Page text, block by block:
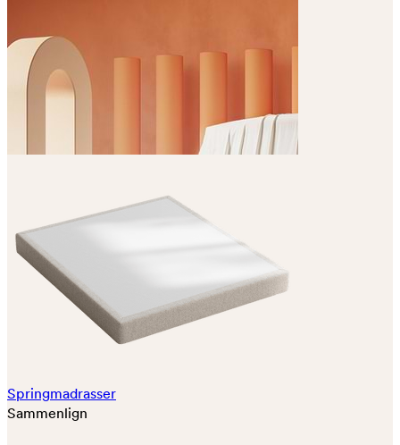
Springmadrasser
Sammenlign